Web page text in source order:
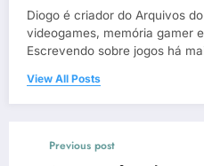
Diogo é criador do Arquivos
videogames, memória gamer
Escrevendo sobre jogos há
View All Posts
Previous post